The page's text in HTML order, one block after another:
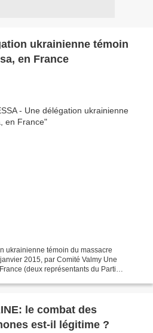
ukrainienne témoin
en France
ukrainienne témoin du massacre
2015, par Comité Valmy Une
(deux représentants du Parti
le combat des
est-il légitime ?